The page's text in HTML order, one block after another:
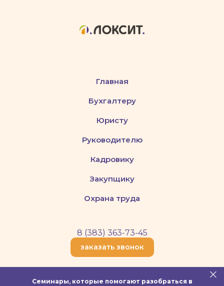
Главная
Бухгалтеру
Юристу
Руководителю
Кадровику
Закупщику
Охрана труда
8 (383) 363-73-45
заказать звонок
Семинары, которые помогают разобраться в